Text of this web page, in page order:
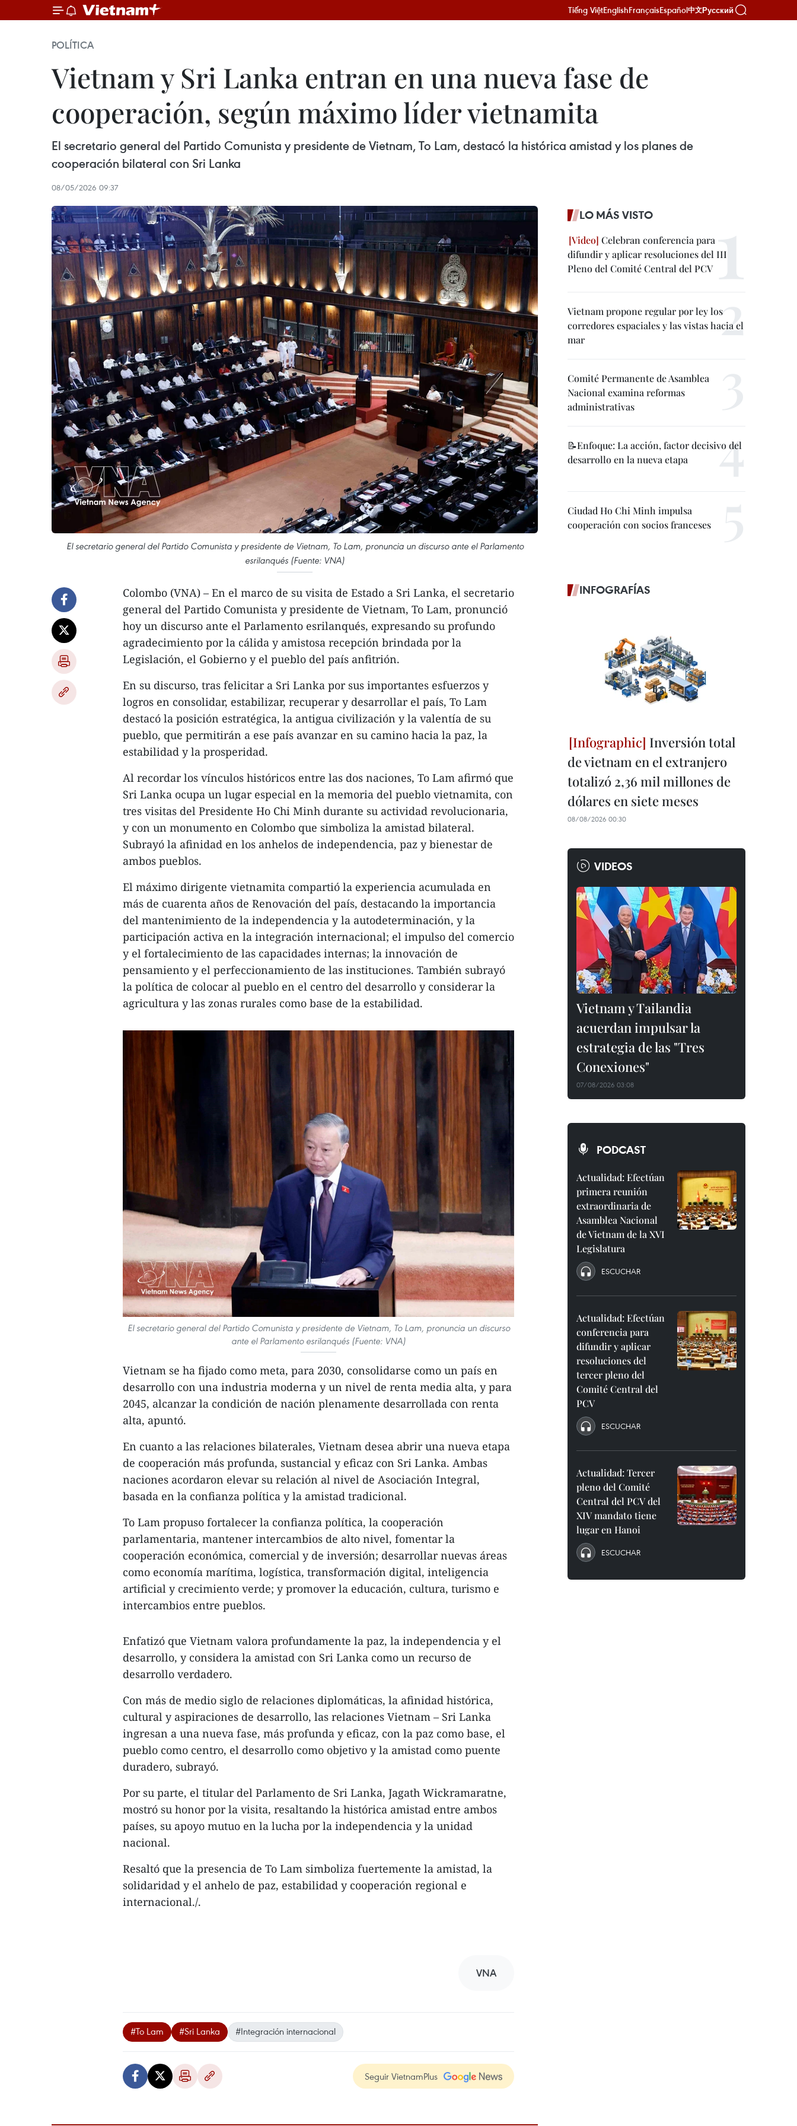
Tiếng ViệtEnglishFrançaisEspañol中文Русский
POLÍTICA
Vietnam y Sri Lanka entran en una nueva fase de
cooperación, según máximo líder vietnamita
El secretario general del Partido Comunista y presidente de Vietnam, To Lam, destacó la histórica amistad y los planes de
cooperación bilateral con Sri Lanka
08/05/2026 09:37
El secretario general del Partido Comunista y presidente de Vietnam, To Lam, pronuncia un discurso ante el Parlamento
esrilanqués (Fuente: VNA)
Colombo (VNA) – En el marco de su visita de Estado a Sri Lanka, el secretario
general del Partido Comunista y presidente de Vietnam, To Lam, pronunció
hoy un discurso ante el Parlamento esrilanqués, expresando su profundo
agradecimiento por la cálida y amistosa recepción brindada por la
Legislación, el Gobierno y el pueblo del país anfitrión.
En su discurso, tras felicitar a Sri Lanka por sus importantes esfuerzos y
logros en consolidar, estabilizar, recuperar y desarrollar el país, To Lam
destacó la posición estratégica, la antigua civilización y la valentía de su
pueblo, que permitirán a ese país avanzar en su camino hacia la paz, la
estabilidad y la prosperidad.
Al recordar los vínculos históricos entre las dos naciones, To Lam afirmó que
Sri Lanka ocupa un lugar especial en la memoria del pueblo vietnamita, con
tres visitas del Presidente Ho Chi Minh durante su actividad revolucionaria,
y con un monumento en Colombo que simboliza la amistad bilateral.
Subrayó la afinidad en los anhelos de independencia, paz y bienestar de
ambos pueblos.
El máximo dirigente vietnamita compartió la experiencia acumulada en
más de cuarenta años de Renovación del país, destacando la importancia
del mantenimiento de la independencia y la autodeterminación, y la
participación activa en la integración internacional; el impulso del comercio
y el fortalecimiento de las capacidades internas; la innovación de
pensamiento y el perfeccionamiento de las instituciones. También subrayó
la política de colocar al pueblo en el centro del desarrollo y considerar la
agricultura y las zonas rurales como base de la estabilidad.
El secretario general del Partido Comunista y presidente de Vietnam, To Lam, pronuncia un discurso
ante el Parlamento esrilanqués (Fuente: VNA)
Vietnam se ha fijado como meta, para 2030, consolidarse como un país en
desarrollo con una industria moderna y un nivel de renta media alta, y para
2045, alcanzar la condición de nación plenamente desarrollada con renta
alta, apuntó.
En cuanto a las relaciones bilaterales, Vietnam desea abrir una nueva etapa
de cooperación más profunda, sustancial y eficaz con Sri Lanka. Ambas
naciones acordaron elevar su relación al nivel de Asociación Integral,
basada en la confianza política y la amistad tradicional.
To Lam propuso fortalecer la confianza política, la cooperación
parlamentaria, mantener intercambios de alto nivel, fomentar la
cooperación económica, comercial y de inversión; desarrollar nuevas áreas
como economía marítima, logística, transformación digital, inteligencia
artificial y crecimiento verde; y promover la educación, cultura, turismo e
intercambios entre pueblos.
Enfatizó que Vietnam valora profundamente la paz, la independencia y el
desarrollo, y considera la amistad con Sri Lanka como un recurso de
desarrollo verdadero.
Con más de medio siglo de relaciones diplomáticas, la afinidad histórica,
cultural y aspiraciones de desarrollo, las relaciones Vietnam – Sri Lanka
ingresan a una nueva fase, más profunda y eficaz, con la paz como base, el
pueblo como centro, el desarrollo como objetivo y la amistad como puente
duradero, subrayó.
Por su parte, el titular del Parlamento de Sri Lanka, Jagath Wickramaratne,
mostró su honor por la visita, resaltando la histórica amistad entre ambos
países, su apoyo mutuo en la lucha por la independencia y la unidad
nacional.
Resaltó que la presencia de To Lam simboliza fuertemente la amistad, la
solidaridad y el anhelo de paz, estabilidad y cooperación regional e
internacional./.
VNA
#To Lam #Sri Lanka #Integración internacional
Seguir VietnamPlus
LO MÁS VISTO
Celebran conferencia para
difundir y aplicar resoluciones del III
Pleno del Comité Central del PCV
Vietnam propone regular por ley los
corredores espaciales y las vistas hacia el
mar
Comité Permanente de Asamblea
Nacional examina reformas
administrativas
📝Enfoque: La acción, factor decisivo del
desarrollo en la nueva etapa
Ciudad Ho Chi Minh impulsa
cooperación con socios franceses
INFOGRAFÍAS
Inversión total
de vietnam en el extranjero
totalizó 2,36 mil millones de
dólares en siete meses
08/08/2026 00:30
VIDEOS
Vietnam y Tailandia
acuerdan impulsar la
estrategia de las "Tres
Conexiones"
07/08/2026 03:08
PODCAST
Actualidad: Efectúan
primera reunión
extraordinaria de
Asamblea Nacional
de Vietnam de la XVI
Legislatura
ESCUCHAR
Actualidad: Efectúan
conferencia para
difundir y aplicar
resoluciones del
tercer pleno del
Comité Central del
PCV
ESCUCHAR
Actualidad: Tercer
pleno del Comité
Central del PCV del
XIV mandato tiene
lugar en Hanoi
ESCUCHAR